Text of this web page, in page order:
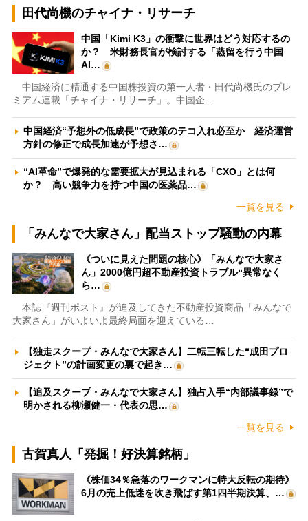
田代尚機のチャイナ・リサーチ
中国「Kimi K3」の衝撃に世界はどう対応するの
か？ 米財務長官が検討する「蒸留を行う中国
AI…
中国経済に精通する中国株投資の第一人者・田代尚機氏のプレ
ミアム連載「チャイナ・リサーチ」。中国企…
中国経済“予想外の低成長”で政策のテコ入れ必至か 経済運営
方針の修正で成長加速が予想さ…
“AI革命”で爆発的な需要拡大が見込まれる「CXO」とは何
か？ 高い競争力を持つ中国の医薬品…
一覧を見る
「みんなで大家さん」配当ストップ騒動の内幕
《ついに見えた問題の核心》「みんなで大家さ
ん」2000億円超不動産投資トラブル“異常なく
ら…
本誌『週刊ポスト』が追及してきた不動産投資商品「みんなで
大家さん」がいよいよ最終局面を迎えている…
【独走スクープ・みんなで大家さん】二転三転した“成田プロ
ジェクト”の計画変更の裏で起き…
【追及スクープ・みんなで大家さん】独占入手“内部議事録”で
明かされる柳瀬健一・代表の思…
一覧を見る
古賀真人「発掘！好決算銘柄」
《株価34％急落のワークマンに特大反転の期待》
6月の売上低迷を吹き飛ばす第1四半期決算、…